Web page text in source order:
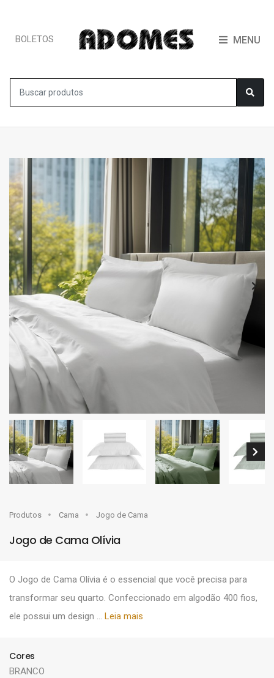
BOLETOS MENU
Produtos Cama Jogo de Cama
Jogo de Cama Olívia
O Jogo de Cama Olívia é o essencial que você precisa para
transformar seu quarto. Confeccionado em algodão 400 fios,
ele possui um design ... Leia mais
Cores
BRANCO